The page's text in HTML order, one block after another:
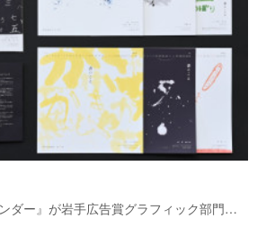
ダー』が岩手広告賞グラフィック部門…